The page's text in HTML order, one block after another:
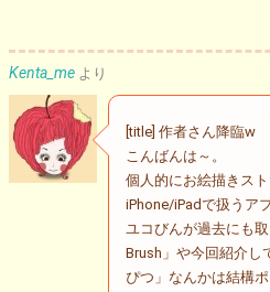
Kenta_me より
[title] 作者さん降臨w
こんばんは～。
個人的にお絵描きス
iPhone/iPadで扱うア
ユコびんが過去にも
Brush」や今回紹介し
ぴつ」なんかは結構